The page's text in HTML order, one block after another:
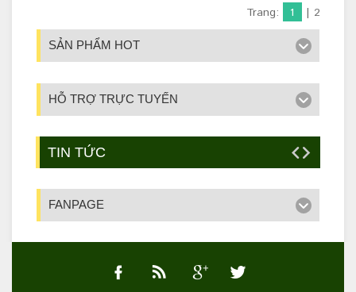
Trang: 1 | 2
SẢN PHẨM HOT
HỖ TRỢ TRỰC TUYẾN
TIN TỨC
FANPAGE